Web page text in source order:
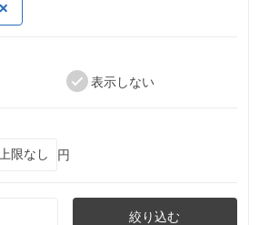
表示しない
円
絞り込む